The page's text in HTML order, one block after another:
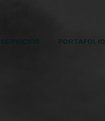
SERVICIOS PORTAFOLIO